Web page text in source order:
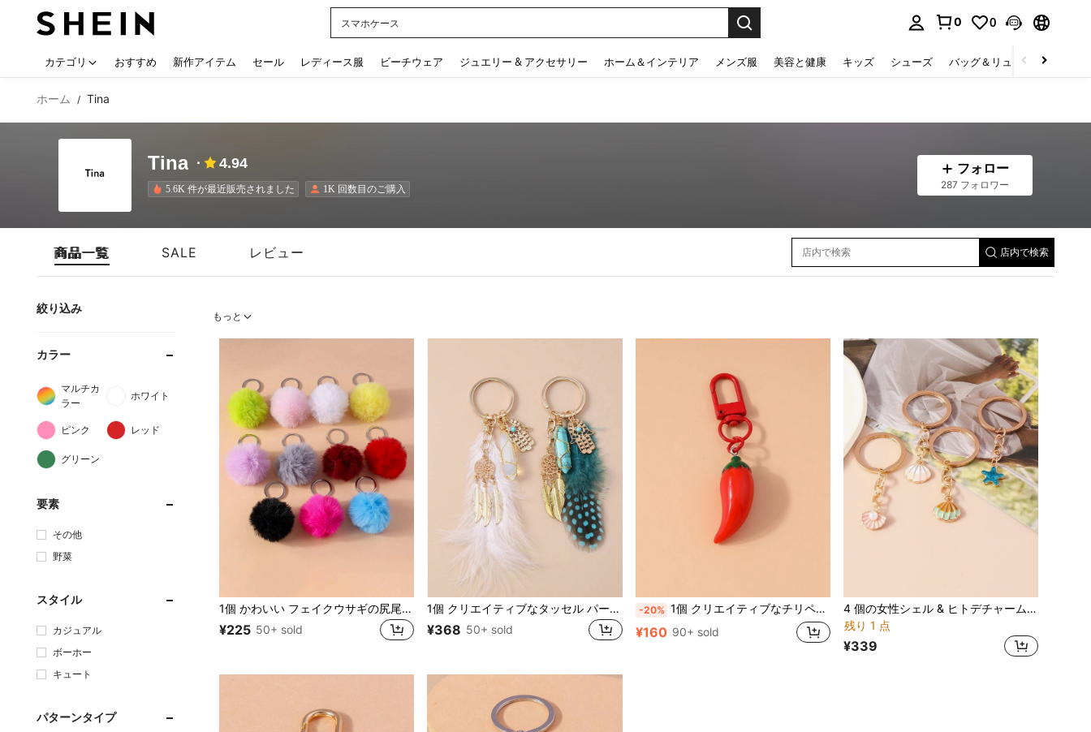
シール
0 0
カテゴリ おすすめ 新作アイテム セール レディース服 ビーチウェア ジュエリー & アクセサリー ホーム＆インテリア メンズ服 美容と健康 キッズ シューズ バッグ＆リュック
ホーム / Tina
Tina 4.94
5.6K 件が最近販売されました 1K 回数目のご購入
フォロー
287 フォロワー
商品一覧 SALE レビュー 店内で検索
絞り込み
カラー
マルチカ
ラー
ホワイト
ピンク レッド
グリーン
要素
その他
野菜
スタイル
カジュアル
ボーホー
キュート
パターンタイプ
もっと
1個 かわいい フェイクウサギの尻尾 ポンポン キーチェーン、ユニセックス 通勤 キーホルダー デイリーウェア 車のアクセサリー ゴシック Y2K 母の日 父の日 卒業 先生への贈り物
¥225 50+ sold
1個 クリエイティブなタッセル パーム ヘキサゴナル フラワー フォーク フェザー キーチェーン、デイリーウェア、車のアクセサリー、かわいいゴシック Y2K ハロウィン アクセサリー、教師の日、クリスマスギフトアイデア、バッグ ランヤード IDホルダー、車のアクセサリー、バッグチャーム、母の日、父の日、卒業、教師への贈り物
¥368 50+ sold
-20% 1個 クリエイティブなチリペッパーキーチェーン、女性の車のアクセサリー、バッグチャーム、学校、かわいいゴシック、Y2Kスタイルのギフト、母の日、父の日、卒業、先生への個性的な模造食品ペンダントキーリング
¥160 90+ sold
4 個の女性シェル & ヒトデチャームファッショナブルなキーホルダーギフト用
残り 1 点
¥339